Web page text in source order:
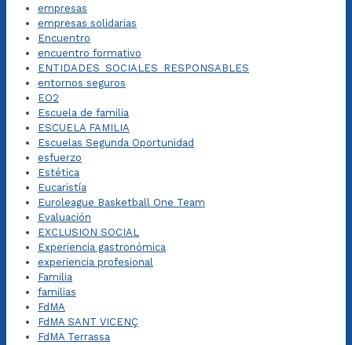
empresas
empresas solidarias
Encuentro
encuentro formativo
ENTIDADES_SOCIALES_RESPONSABLES
entornos seguros
EO2
Escuela de familia
ESCUELA FAMILIA
Escuelas Segunda Oportunidad
esfuerzo
Estética
Eucaristía
Euroleague Basketball One Team
Evaluación
EXCLUSION SOCIAL
Experiencia gastronómica
experiencia profesional
Familia
familias
FdMA
FdMA SANT VICENÇ
FdMA Terrassa